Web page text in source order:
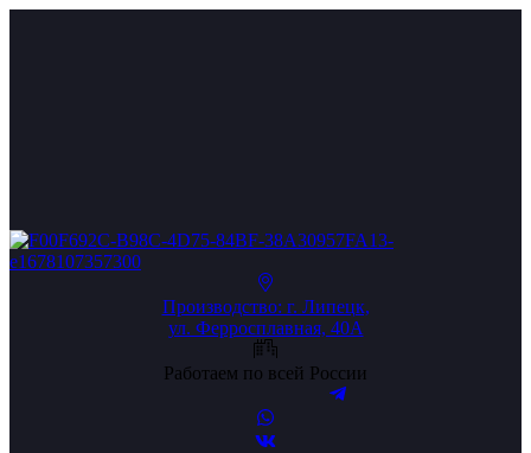
Производство: г. Липецк,
ул. Ферросплавная, 40А
Работаем по всей России